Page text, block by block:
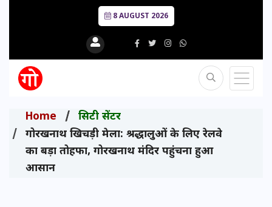
8 AUGUST 2026
Home
सिटी सेंटर
गोरखनाथ खिचड़ी मेला: श्रद्धालुओं के लिए रेलवे
का बड़ा तोहफा, गोरखनाथ मंदिर पहुंचना हुआ
आसान